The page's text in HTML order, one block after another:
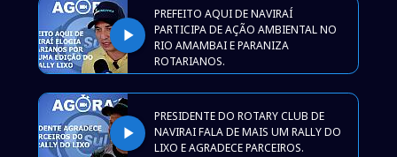
play_arrow
PREFEITO AQUI DE NAVIRAÍ
PARTICIPA DE AÇÃO AMBIENTAL NO
RIO AMAMBAI E PARANIZA
ROTARIANOS.
play_arrow
PRESIDENTE DO ROTARY CLUB DE
NAVIRAI FALA DE MAIS UM RALLY DO
LIXO E AGRADECE PARCEIROS.